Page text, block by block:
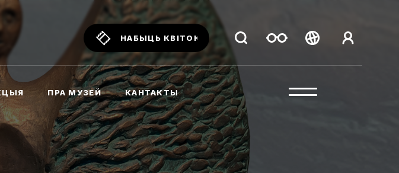
НАБЫЦЬ КВІТОК
Беларуская
Русский
ПРА МУЗЕЙ КАНТАКТЫ